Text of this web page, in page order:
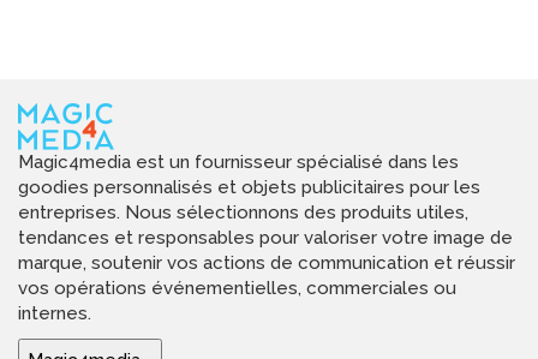
Magic4media est un fournisseur spécialisé dans les
goodies personnalisés et objets publicitaires pour les
entreprises. Nous sélectionnons des produits utiles,
tendances et responsables pour valoriser votre image de
marque, soutenir vos actions de communication et réussir
vos opérations événementielles, commerciales ou
internes.